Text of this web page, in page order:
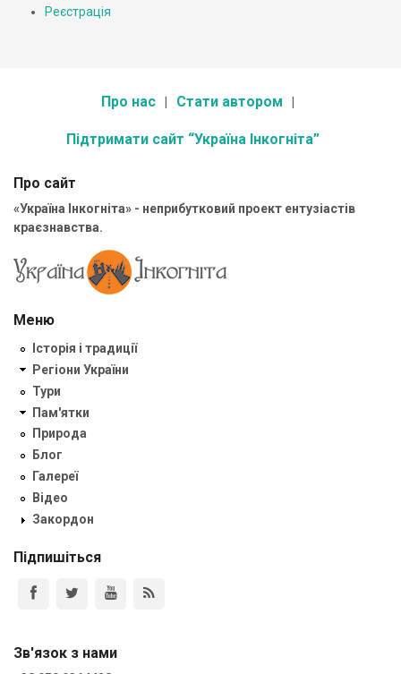
Реєстрація
Про нас Стати автором
Підтримати сайт “Україна Інкогніта”
Про сайт
«Україна Інкогніта» - неприбутковий проект ентузіастів
краєзнавства.
Меню
Історія і традиції
Регіони України
Тури
Пам'ятки
Природа
Блог
Галереї
Відео
Закордон
Підпишіться
Зв'язок з нами